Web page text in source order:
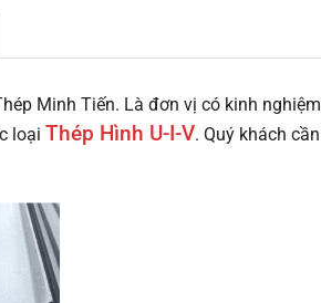
Minh Tiến. Là đơn vị có kinh nghiệm
loại Thép Hình U-I-V. Quý khách cần